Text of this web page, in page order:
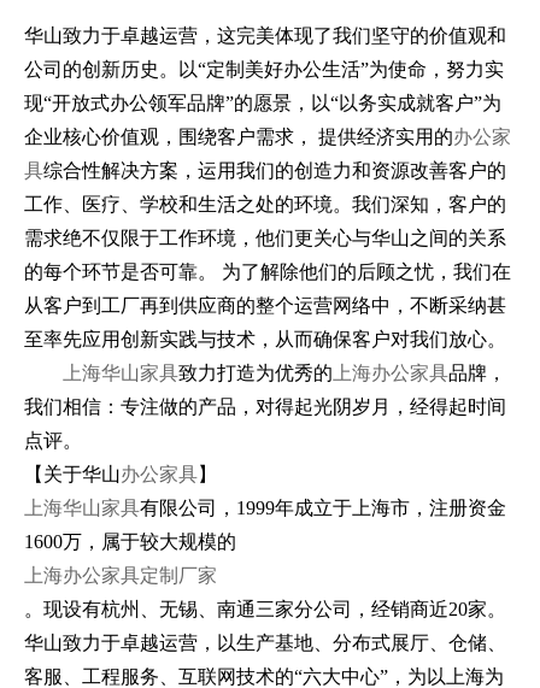
华山致力于卓越运营，这完美体现了我们坚守的价值观和
公司的创新历史。以“定制美好办公生活”为使命，努力实
现“开放式办公领军品牌”的愿景，以“以务实成就客户”为
企业核心价值观，围绕客户需求， 提供经济实用的办公家
具综合性解决方案，运用我们的创造力和资源改善客户的
工作、医疗、学校和生活之处的环境。我们深知，客户的
需求绝不仅限于工作环境，他们更关心与华山之间的关系
的每个环节是否可靠。 为了解除他们的后顾之忧，我们在
从客户到工厂再到供应商的整个运营网络中，不断采纳甚
至率先应用创新实践与技术，从而确保客户对我们放心。
上海华山家具致力打造为优秀的 上海办公家具品牌，
我们相信：专注做的产品，对得起光阴岁月，经得起时间
点评。
【关于华山办公家具】
上海华山家具有限公司，1999年成立于上海市，注册资金
1600万，属于较大规模的
上海办公家具定制厂家
。现设有杭州、无锡、南通三家分公司，经销商近20家。
华山致力于卓越运营，以生产基地、分布式展厅、仓储、
客服、工程服务、互联网技术的“六大中心”，为以上海为